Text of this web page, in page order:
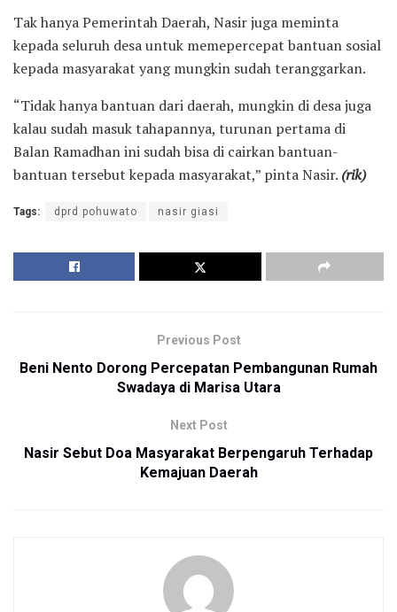
Tak hanya Pemerintah Daerah, Nasir juga meminta
kepada seluruh desa untuk memepercepat bantuan sosial
kepada masyarakat yang mungkin sudah teranggarkan.
“Tidak hanya bantuan dari daerah, mungkin di desa juga
kalau sudah masuk tahapannya, turunan pertama di
Balan Ramadhan ini sudah bisa di cairkan bantuan-
bantuan tersebut kepada masyarakat,” pinta Nasir. (rik)
Tags: dprd pohuwato nasir giasi
Previous Post
Beni Nento Dorong Percepatan Pembangunan Rumah
Swadaya di Marisa Utara
Next Post
Nasir Sebut Doa Masyarakat Berpengaruh Terhadap
Kemajuan Daerah